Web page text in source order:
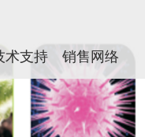
术支持 销售网络
术支持 销售网络